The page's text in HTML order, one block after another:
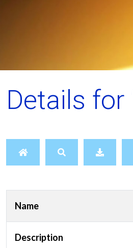
Details for
Name
Description